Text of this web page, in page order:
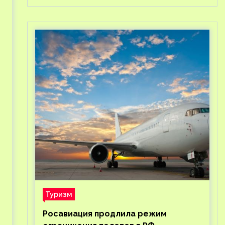
Туризм
Росавиация продлила режим